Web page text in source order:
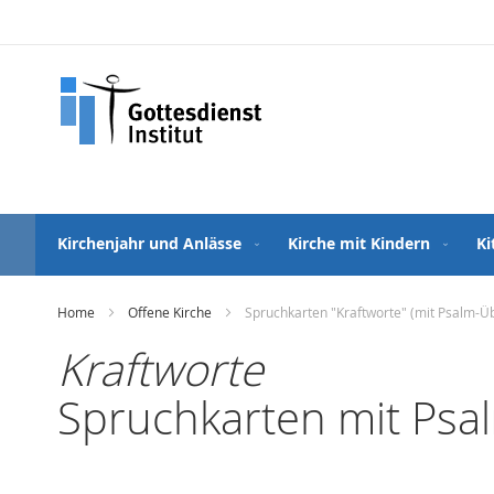
Kirchenjahr und Anlässe Kirche mit Kindern
Home Offene Kirche Spruchkarten "Kraftworte" (mit Psalm-
Kraftworte
Spruchkarten mit